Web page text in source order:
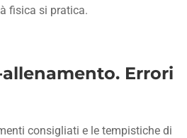
fisica si pratica.
Errori
consigliati e le tempistiche di